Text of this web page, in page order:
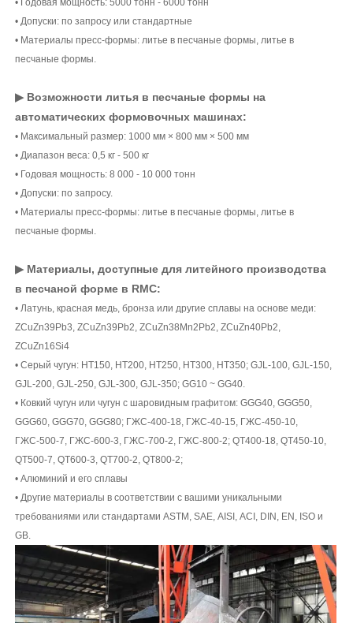
• Допуски: по запросу или стандартные
• Материалы пресс-формы: литье в песчаные формы, литье в
песчаные формы.
▶ Возможности литья в песчаные формы на
автоматических формовочных машинах:
• Максимальный размер: 1000 мм × 800 мм × 500 мм
• Диапазон веса: 0,5 кг - 500 кг
• Годовая мощность: 8 000 - 10 000 тонн
• Допуски: по запросу.
• Материалы пресс-формы: литье в песчаные формы, литье в
песчаные формы.
▶ Материалы, доступные для литейного производства
в песчаной форме в RMC:
• Латунь, красная медь, бронза или другие сплавы на основе меди:
ZCuZn39Pb3, ZCuZn39Pb2, ZCuZn38Mn2Pb2, ZCuZn40Pb2,
ZCuZn16Si4
• Серый чугун: HT150, HT200, HT250, HT300, HT350; GJL-100, GJL-150,
GJL-200, GJL-250, GJL-300, GJL-350; GG10 ~ GG40.
• Ковкий чугун или чугун с шаровидным графитом: GGG40, GGG50,
GGG60, GGG70, GGG80; ГЖС-400-18, ГЖС-40-15, ГЖС-450-10,
ГЖС-500-7, ГЖС-600-3, ГЖС-700-2, ГЖС-800-2; QT400-18, QT450-10,
QT500-7, QT600-3, QT700-2, QT800-2;
• Алюминий и его сплавы
• Другие материалы в соответствии с вашими уникальными
требованиями или стандартами ASTM, SAE, AISI, ACI, DIN, EN, ISO и
GB.